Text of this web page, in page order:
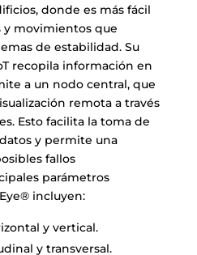
donde es más fácil
movimientos que
de estabilidad. Su
recopila información en
a un nodo central, que
remota a través
Esto facilita la toma de
y permite una
fallos
parámetros
incluyen:
y vertical.
y transversal.